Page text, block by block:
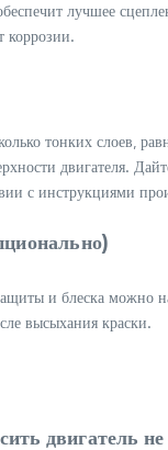
лучшее
коррозии.
тонких слоев‚
двигателя.
с инструкциями
и блеска можно
высыхания краски.
двигатель не